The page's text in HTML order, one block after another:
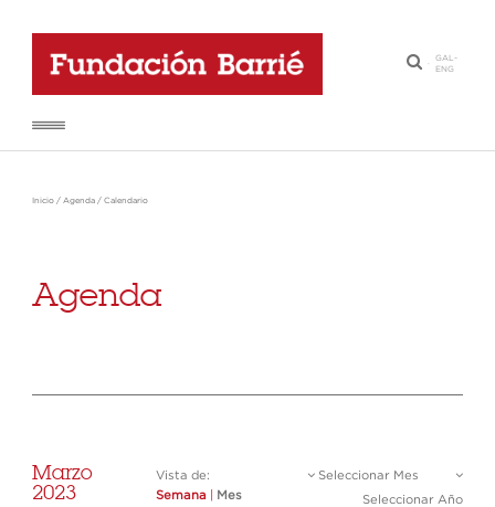
·
GAL-
ENG
Inicio / Agenda / Calendario
Agenda
Marzo
2023
Vista de:
Semana
Mes
Seleccionar Mes
Seleccionar Año